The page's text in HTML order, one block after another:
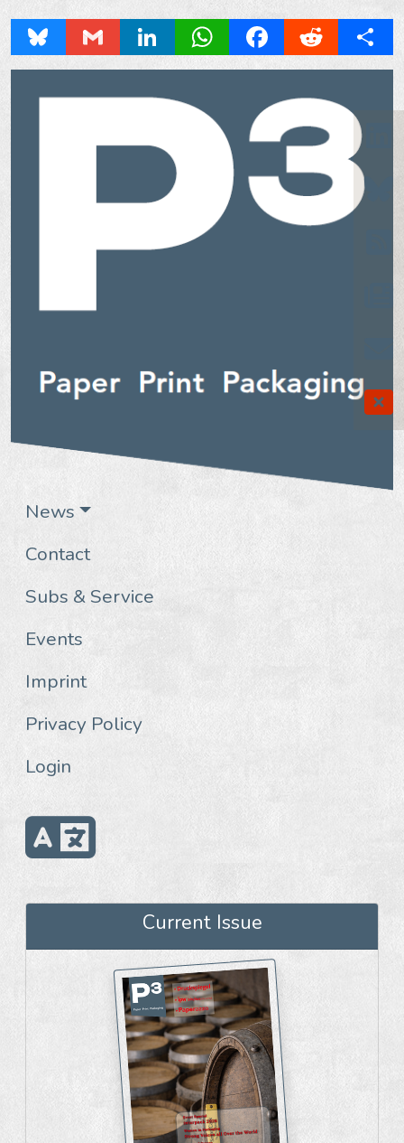
News
Contact
Subs & Service
Events
Imprint
Privacy Policy
Login
Current Issue
Bluesky Gmail LinkedInWhatsAppFacebookReddit Share